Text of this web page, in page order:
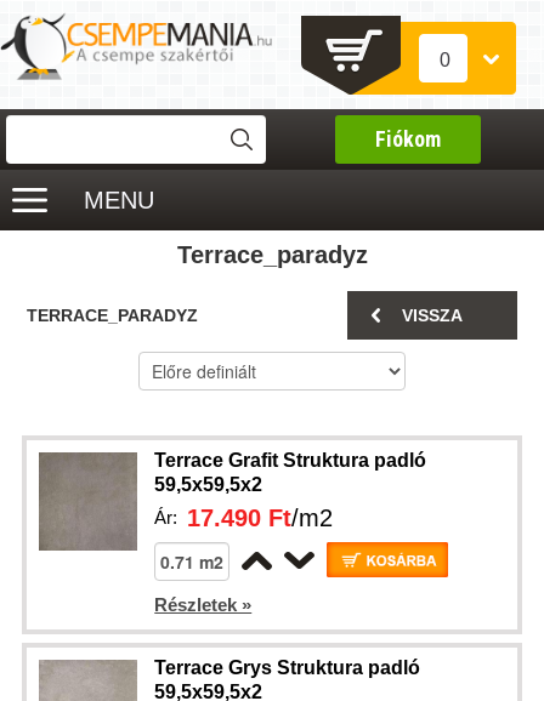
0
Fiókom
MENU
Terrace_paradyz
TERRACE_PARADYZ VISSZA
Terrace Grafit Struktura padló
59,5x59,5x2
Ár: 17.490 Ft/m2
Részletek »
Terrace Grys Struktura padló
59,5x59,5x2